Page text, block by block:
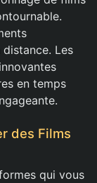
Les
en temps
des Films
qui vous